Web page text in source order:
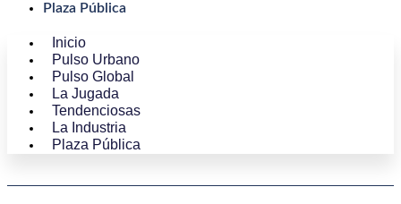
Plaza Pública
Inicio
Pulso Urbano
Pulso Global
La Jugada
Tendenciosas
La Industria
Plaza Pública